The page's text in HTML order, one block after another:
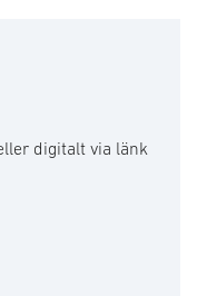
digitalt via länk